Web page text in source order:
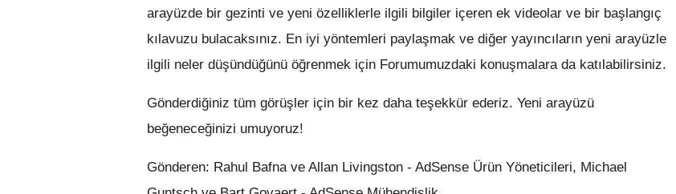
arayüzde bir gezinti ve yeni özelliklerle ilgili bilgiler içeren ek videolar ve bir başlangıç
kılavuzu bulacaksınız. En iyi yöntemleri paylaşmak ve diğer yayıncıların yeni arayüzle
ilgili neler düşündüğünü öğrenmek için Forumumuzdaki konuşmalara da katılabilirsiniz.
Gönderdiğiniz tüm görüşler için bir kez daha teşekkür ederiz. Yeni arayüzü
beğeneceğinizi umuyoruz!
Gönderen: Rahul Bafna ve Allan Livingston - AdSense Ürün Yöneticileri, Michael